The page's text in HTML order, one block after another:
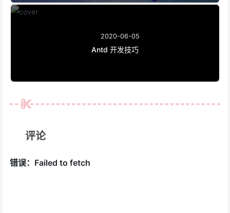
2020-06-05
Antd 开发技巧
评论